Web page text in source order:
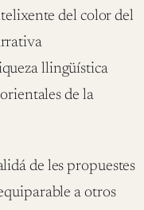
del color del
llingüística
de la
de les propuestes
a otros